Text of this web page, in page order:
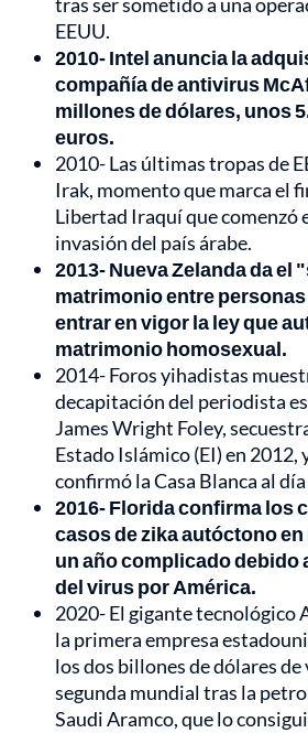
EEUU.
2010- Intel anuncia la
compañía de antivirus
millones de dólares, unos
euros.
2010- Las últimas tropas de
Irak, momento que marca el
Libertad Iraquí que comenzó
invasión del país árabe.
2013- Nueva Zelanda da el
matrimonio entre
entrar en vigor la ley que
matrimonio homosexual.
2014- Foros yihadistas
decapitación del periodista
James Wright Foley,
Estado Islámico (EI) en
confirmó la Casa Blanca al
2016- Florida confirma los
casos de zika autóctono en
un año complicado debido
del virus por América.
2020- El gigante tecnológico
la primera empresa
los dos billones de dólares de
segunda mundial tras la
Saudi Aramco, que lo